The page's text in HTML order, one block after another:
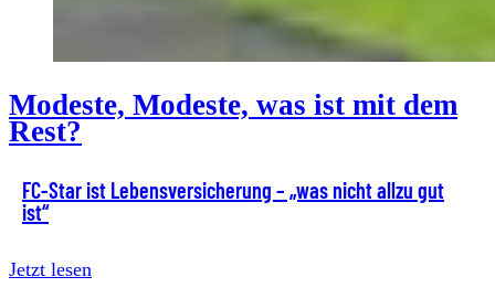
Modeste, Modeste, was ist mit dem
Rest?
FC-Star ist Lebensversicherung – „was nicht allzu gut
ist“
Jetzt lesen